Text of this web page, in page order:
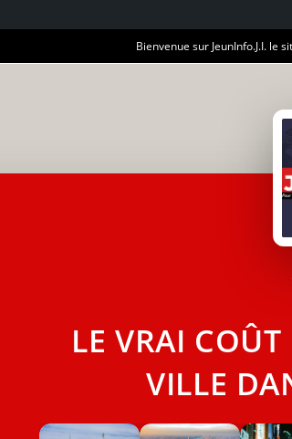
Bienvenue sur JeunInfo.J.I. le
LE VRAI
VILLE